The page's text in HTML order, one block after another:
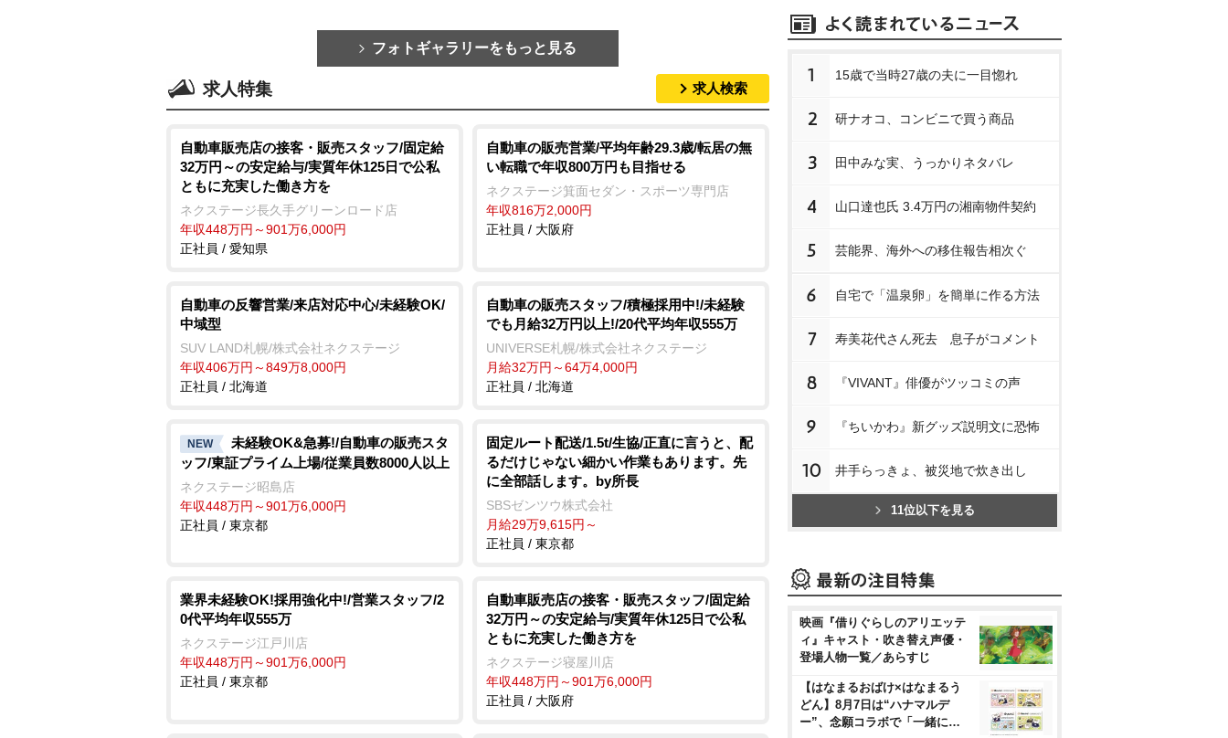
フォトギャラリーをもっと見る
求人特集 求人検索
自動車販売店の接客・販売スタッフ/固定給
32万円～の安定給与/実質年休125日で公私
ともに充実した働き方を
ネクステージ⾧久手グリーンロード店
年収448万円～901万6,000円
正社員 / 愛知県
自動車の販売営業/平均年齢29.3歳/転居の無
い転職で年収800万円も目指せる
ネクステージ箕面セダン・スポーツ専門店
年収816万2,000円
正社員 / 大阪府
自動車の反響営業/来店対応中心/未経験OK/
中域型
SUV LAND札幌/株式会社ネクステージ
年収406万円～849万8,000円
正社員 / 北海道
自動車の販売スタッフ/積極採用中!/未経験
でも月給32万円以上!/20代平均年収555万
UNIVERSE札幌/株式会社ネクステージ
月給32万円～64万4,000円
正社員 / 北海道
NEW
未経験OK&急募!/自動車の販売スタ
ッフ/東証プライム上場/従業員数8000人以上
ネクステージ昭島店
年収448万円～901万6,000円
正社員 / 東京都
固定ルート配送/1.5t/生協/正直に言うと、配
るだけじゃない細かい作業もあります。先
に全部話します。by所長
SBSゼンツウ株式会社
月給29万9,615円～
正社員 / 東京都
業界未経験OK!採用強化中!/営業スタッフ/2
0代平均年収555万
ネクステージ江戸川店
年収448万円～901万6,000円
正社員 / 東京都
自動車販売店の接客・販売スタッフ/固定給
32万円～の安定給与/実質年休125日で公私
ともに充実した働き方を
ネクステージ寝屋川店
年収448万円～901万6,000円
正社員 / 大阪府
1 15歳で当時27歳の夫に一目惚れ
2 研ナオコ、コンビニで買う商品
3 田中みな実、うっかりネタバレ
4 山口達也氏 3.4万円の湘南物件契約
5 芸能界、海外への移住報告相次ぐ
6 自宅で「温泉卵」を簡単に作る方法
7 寿美花代さん死去 息子がコメント
8 『VIVANT』俳優がツッコミの声
9 『ちいかわ』新グッズ説明文に恐怖
10 井手らっきょ、被災地で炊き出し
11位以下を見る
映画『借りぐらしのアリエッテ
ィ』キャスト・吹き替え声優・
登場人物一覧／あらすじ
【はなまるおばけ×はなまるう
どん】8月7日は“ハナマルデ
ー”、念願コラボで「一緒に…